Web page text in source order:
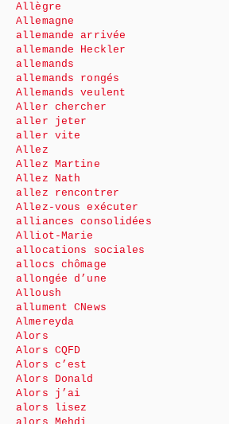
Allègre
Allemagne
allemande arrivée
allemande Heckler
allemands
allemands rongés
Allemands veulent
Aller chercher
aller jeter
aller vite
Allez
Allez Martine
Allez Nath
allez rencontrer
Allez-vous exécuter
alliances consolidées
Alliot-Marie
allocations sociales
allocs chômage
allongée d’une
Alloush
allument CNews
Almereyda
Alors
Alors CQFD
Alors c’est
Alors Donald
Alors j’ai
alors lisez